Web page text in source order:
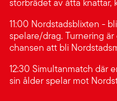
11:00 Nordstadsblixten -
spelare/drag. Turnering
chansen att bli
12:30 Simultanmatch där
sin ålder spelar mot